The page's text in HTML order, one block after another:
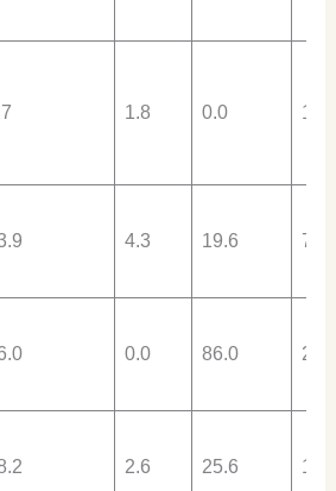
1.8 0.0 1.3
4.3 19.6 7.0
0.0 86.0 2.0
2.6 25.6 1.3